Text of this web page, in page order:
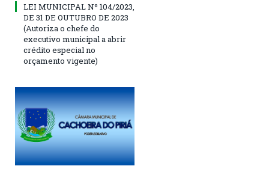
LEI MUNICIPAL Nº 104/2023,
DE 31 DE OUTUBRO DE 2023
(Autoriza o chefe do
executivo municipal a abrir
crédito especial no
orçamento vigente)